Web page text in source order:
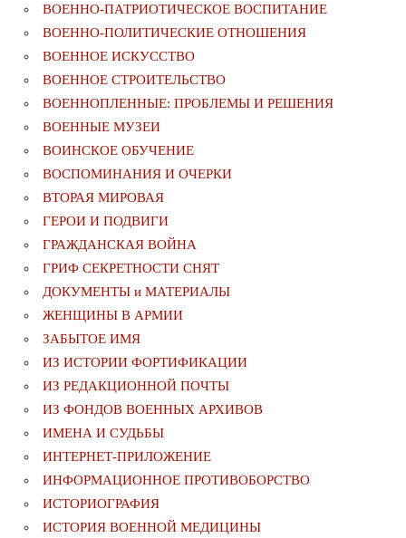
ВОЕННО-ПАТРИОТИЧЕСКОЕ ВОСПИТАНИЕ
ВОЕННО-ПОЛИТИЧЕСКИE ОТНОШЕНИЯ
ВОЕННОЕ ИСКУССТВО
ВОЕННОЕ СТРОИТЕЛЬСТВО
ВОЕННОПЛЕННЫЕ: ПРОБЛЕМЫ И РЕШЕНИЯ
ВОЕННЫЕ МУЗЕИ
ВОИНСКОЕ ОБУЧЕНИЕ
ВОСПОМИНАНИЯ И ОЧЕРКИ
ВТОРАЯ МИРОВАЯ
ГЕРОИ И ПОДВИГИ
ГРАЖДАНСКАЯ ВОЙНА
ГРИФ СЕКРЕТНОСТИ СНЯТ
ДОКУМЕНТЫ и МАТЕРИАЛЫ
ЖЕНЩИНЫ В АРМИИ
ЗАБЫТОЕ ИМЯ
ИЗ ИСТОРИИ ФОРТИФИКАЦИИ
ИЗ РЕДАКЦИОННОЙ ПОЧТЫ
ИЗ ФОНДОВ ВОЕННЫХ АРХИВОВ
ИМЕНА И СУДЬБЫ
ИНТЕРНЕТ-ПРИЛОЖЕНИЕ
ИНФОРМАЦИОННОЕ ПРОТИВОБОРСТВО
ИСТОРИОГРАФИЯ
ИСТОРИЯ ВОЕННОЙ МЕДИЦИНЫ